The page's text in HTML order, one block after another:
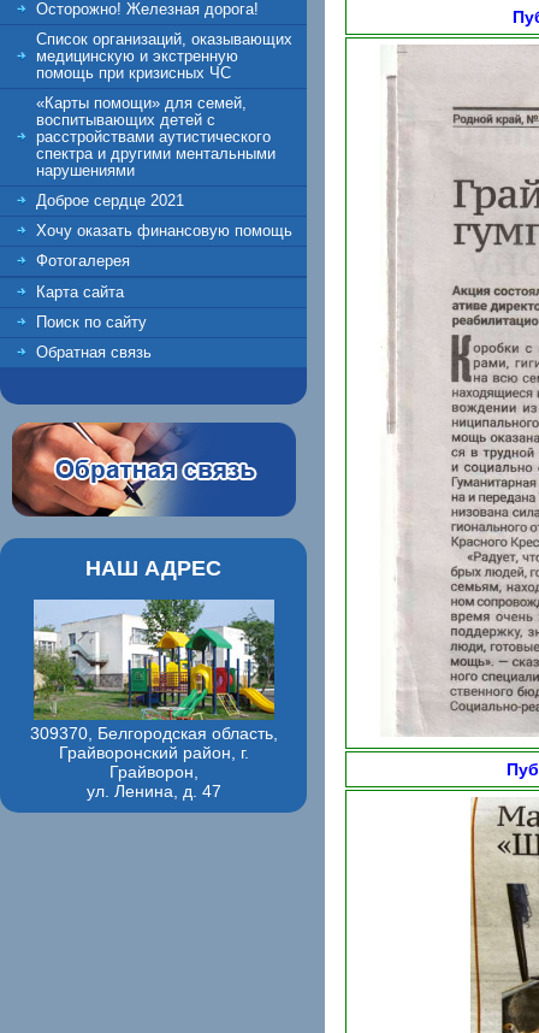
Осторожно! Железная дорога!
Список организаций, оказывающих
медицинскую и экстренную
помощь при кризисных ЧС
«Карты помощи» для семей,
воспитывающих детей с
расстройствами аутистического
спектра и другими ментальными
нарушениями
Доброе сердце 2021
Хочу оказать финансовую помощь
Фотогалерея
Карта сайта
Поиск по сайту
Обратная связь
НАШ АДРЕС
309370, Белгородская область,
Грайворонский район, г.
Грайворон,
ул. Ленина, д. 47